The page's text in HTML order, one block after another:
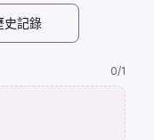
史記錄
0/1